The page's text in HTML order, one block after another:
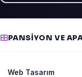
PANSIYON VE
Web Tasarım